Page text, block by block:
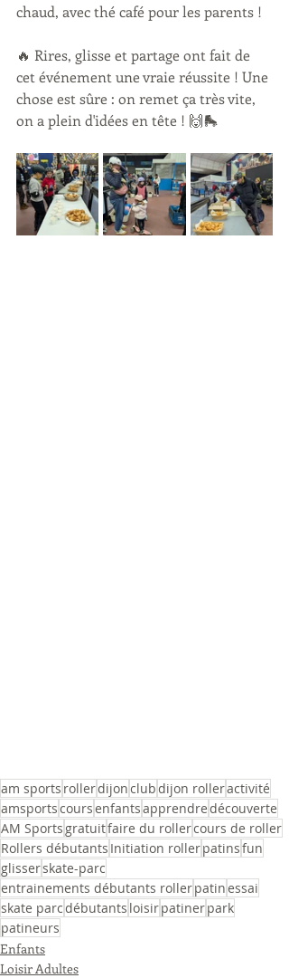
chaud, avec thé café pour les parents !
🔥 Rires, glisse et partage ont fait de
cet événement une vraie réussite ! Une
chose est sûre : on remet ça très vite,
on a plein d'idées en tête ! 🙌🛼
am sports rollerdijonclubdijon rolleractivité
amsportscoursenfantsapprendredécouverte
AM Sports gratuitfaire du rollercours de roller
Rollers débutants Initiation rollerpatinsfun
glisserskate-parc
entrainements débutants rollerpatinessai
skate parcdébutants loisirpatinerpark
patineurs
Enfants
Loisir Adultes